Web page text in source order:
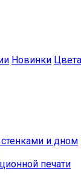
Новинки Цвета
и дном
печати